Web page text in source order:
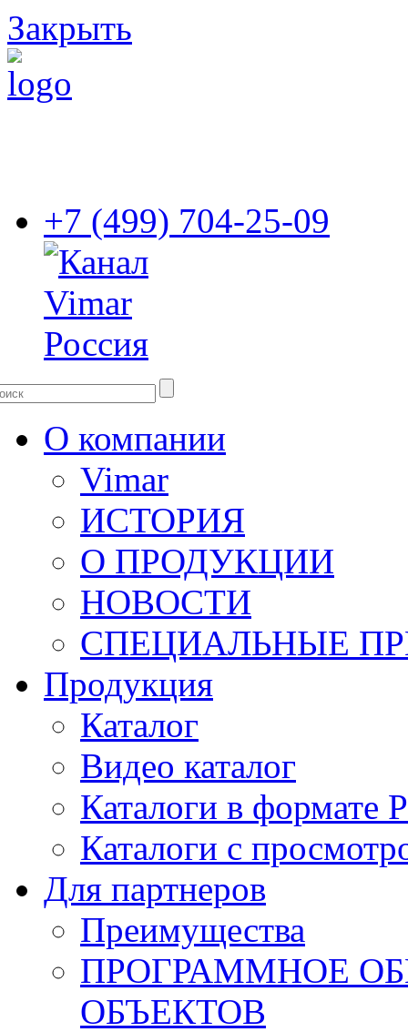
Закрыть
+7 (499) 704-25-09
О компании
Vimar
ИСТОРИЯ
О ПРОДУКЦИИ
НОВОСТИ
СПЕЦИАЛЬНЫЕ
Продукция
Каталог
Видео каталог
Каталоги в формате
Каталоги с
Для партнеров
Преимущества
ПРОГРАММНОЕ
ОБЪЕКТОВ